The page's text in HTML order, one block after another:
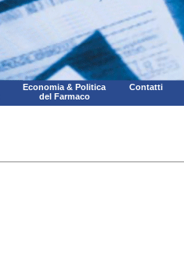
Economia & Politica
del Farmaco
Contatti